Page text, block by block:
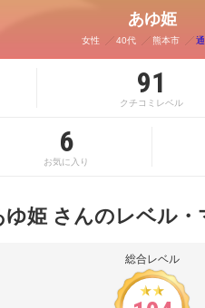
あゆ姫
女性 40代 熊本市
91
クチコミレベル
6
お気に入り
ゆ姫 さんのレベル・
総合レベル